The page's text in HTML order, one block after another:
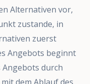
Alternativen vor,
zustande, in
zuerst
Angebots beginnt
Angebots durch